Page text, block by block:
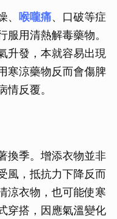
喉嚨痛、口破等症
用清熱解毒藥物。
升發，本就容易出現
寒涼藥物反而會傷脾
情反覆。
換季。增添衣物並非
風，抵抗力下降反而
涼衣物，也可能使寒
穿搭，因應氣溫變化